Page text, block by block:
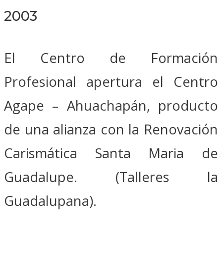
2003
El Centro de Formación
Profesional apertura el Centro
Agape – Ahuachapán, producto
de una alianza con la Renovación
Carismática Santa Maria de
Guadalupe. (Talleres la
Guadalupana).